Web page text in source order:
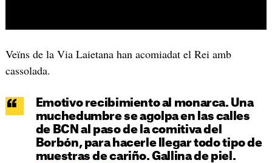
Veïns de la Via Laietana han acomiadat el Rei amb
cassolada.
Emotivo recibimiento al monarca. Una
muchedumbre se agolpa en las calles
de BCN al paso de la comitiva del
Borbón, para hacerle llegar todo tipo de
muestras de cariño. Gallina de piel.